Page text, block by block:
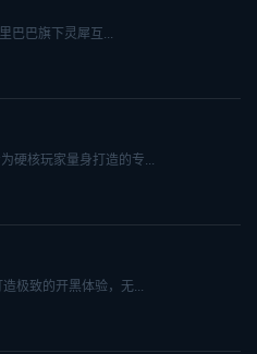
巴巴旗下灵犀互...
硬核玩家量身打造的专...
极致的开黑体验，无...